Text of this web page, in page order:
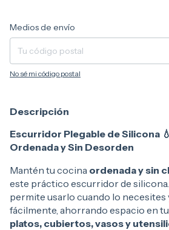
Entregas para el CP:
Medios de envío
No sé mi código postal
Descripción
Escurridor Plegable de Silicona
Ordenada y Sin Desorden
Mantén tu cocina ordenada y sin
este práctico escurridor de
permite usarlo cuando lo necesites
fácilmente, ahorrando espacio en
platos, cubiertos, vasos y